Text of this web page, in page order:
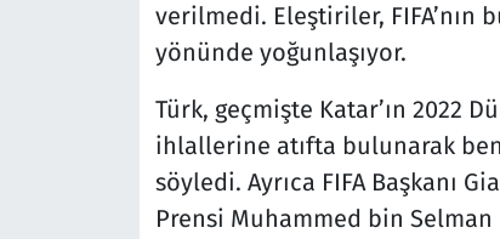
verilmedi. Eleştiriler, FIFA’nın
yönünde yoğunlaşıyor.
Türk, geçmişte Katar’ın 2022
ihlallerine atıfta bulunarak
söyledi. Ayrıca FIFA Başkanı
Prensi Muhammed bin